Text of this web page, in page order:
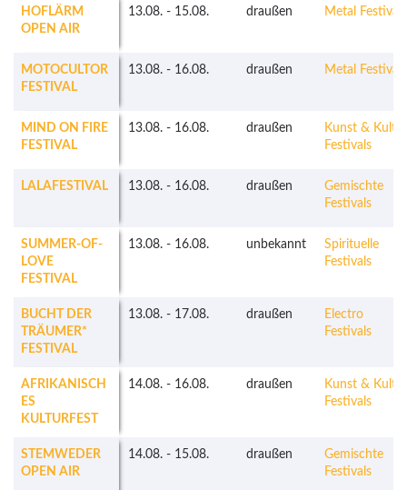
HOFLÄRM
OPEN AIR
13.08. - 15.08. draußen Metal Festivals
MOTOCULTOR
FESTIVAL
13.08. - 16.08. draußen Metal Festivals
MIND ON FIRE
FESTIVAL
13.08. - 16.08. draußen
Kunst & Kultur
Festivals
LALAFESTIVAL 13.08. - 16.08. draußen
Gemischte
Festivals
SUMMER-OF-
LOVE
FESTIVAL
13.08. - 16.08. unbekannt
Spirituelle
Festivals
BUCHT DER
TRÄUMER*
FESTIVAL
13.08. - 17.08. draußen
Electro
Festivals
AFRIKANISCH
ES
KULTURFEST
14.08. - 16.08. draußen
Kunst & Kultur
Festivals
STEMWEDER
OPEN AIR
14.08. - 15.08. draußen
Gemischte
Festivals